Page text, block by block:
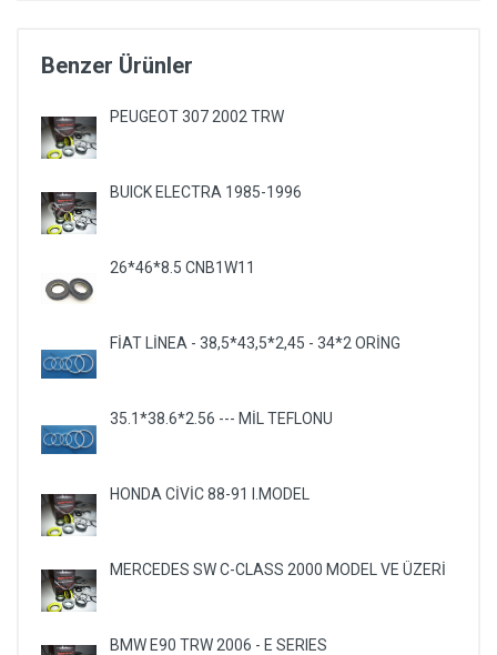
Benzer Ürünler
PEUGEOT 307 2002 TRW
BUICK ELECTRA 1985-1996
26*46*8.5 CNB1W11
FİAT LİNEA - 38,5*43,5*2,45 - 34*2 ORİNG
35.1*38.6*2.56 --- MİL TEFLONU
HONDA CİVİC 88-91 I.MODEL
MERCEDES SW C-CLASS 2000 MODEL VE ÜZERİ
BMW E90 TRW 2006 - E SERIES